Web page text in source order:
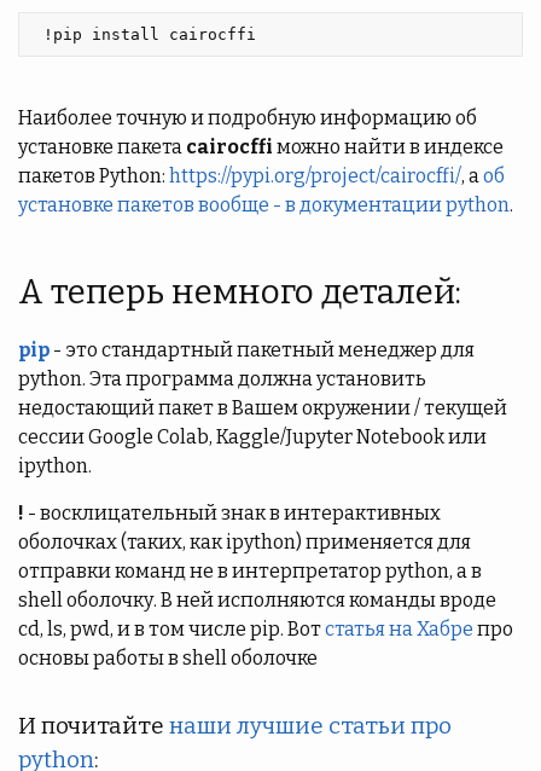
!pip install cairocffi
Наиболее точную и подробную информацию об
установке пакета cairocffi можно найти в индексе
пакетов Python: https://pypi.org/project/cairocffi/, аоб
установке пакетов вообще - в документации python.
А теперь немного деталей:
pip - это стандартный пакетный менеджер для
python. Эта программа должна установить
недостающий пакет в Вашем окружении / текущей
сессии Google Colab, Kaggle/Jupyter Notebook или
ipython.
! - восклицательный знак в интерактивных
оболочках (таких, как ipython) применяется для
отправки команд не в интерпретатор python, а в
shell оболочку. В ней исполняются команды вроде
cd, ls, pwd, и в том числе pip. Вотстатья на Хабре про
основы работы в shell оболочке
И почитайте наши лучшие статьи про
python: